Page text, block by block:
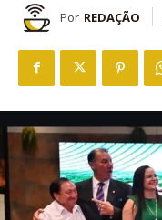
Por REDAÇÃO